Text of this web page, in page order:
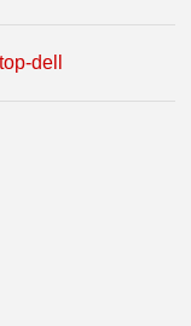
dell